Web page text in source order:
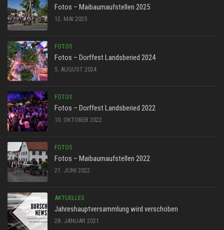
Fotos – Maibaumaufstellen 2025
12. MAI 2025
FOTOS
Fotos – Dorffest Landsberied 2024
5. AUGUST 2024
FOTOS
Fotos – Dorffest Landsberied 2022
10. OKTOBER 2022
FOTOS
Fotos – Maibaumaufstellen 2022
21. JUNI 2022
AKTUELLES
Jahreshauptversammlung wird verschoben
28. JANUAR 2021